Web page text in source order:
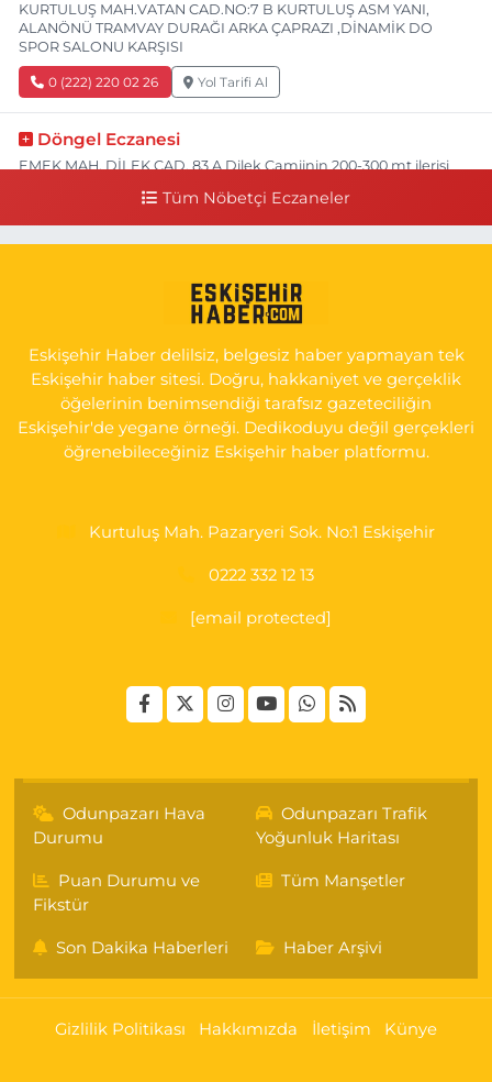
KURTULUŞ MAH.VATAN CAD.NO:7 B KURTULUŞ ASM YANI,
ALANÖNÜ TRAMVAY DURAĞI ARKA ÇAPRAZI ,DİNAMİK DO
SPOR SALONU KARŞISI
0 (222) 220 02 26 Yol Tarifi Al
Döngel Eczanesi
EMEK MAH. DİLEK CAD. 83 A Dilek Camiinin 200-300 mt ilerisi
İSTİKLAL MAH. ŞAİR FUZULİ CAD. NO:35 A HAVA HASTANESİ
KARŞI KÖŞESİ ŞAİR FUZULİ AİLE SAĞLIĞI MERKEZİ KARŞISI
0 (222) 230 11 31 Yol Tarifi Al
Tüm Nöbetçi Eczaneler
Eskişehir Haber delilsiz, belgesiz haber yapmayan tek
Eskişehir haber sitesi. Doğru, hakkaniyet ve gerçeklik
öğelerinin benimsendiği tarafsız gazeteciliğin
Eskişehir'de yegane örneği. Dedikoduyu değil gerçekleri
öğrenebileceğiniz Eskişehir haber platformu.
Kurtuluş Mah. Pazaryeri Sok. No:1 Eskişehir
0222 332 12 13
[email protected]
Odunpazarı Hava
Durumu
Odunpazarı Trafik
Yoğunluk Haritası
Puan Durumu ve
Fikstür
Tüm Manşetler
Son Dakika Haberleri Haber Arşivi
Gizlilik Politikası Hakkımızda İletişim Künye